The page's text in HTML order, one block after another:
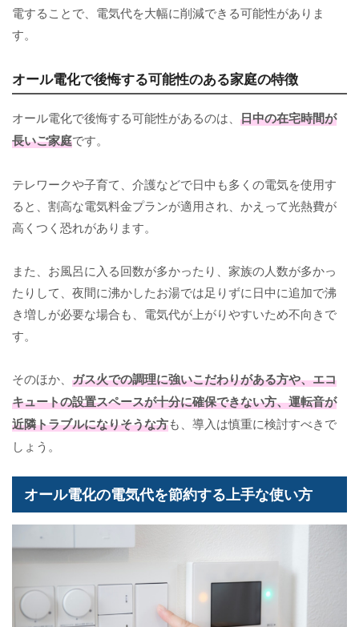
電することで、電気代を大幅に削減できる可能性がありま
す。
オール電化で後悔する可能性のある家庭の特徴
オール電化で後悔する可能性があるのは、 日中の在宅時間が
長いご家庭です。
テレワークや子育て、介護などで日中も多くの電気を使用す
ると、割高な電気料金プランが適用され、かえって光熱費が
高くつく恐れがあります。
また、お風呂に入る回数が多かったり、家族の人数が多かっ
たりして、夜間に沸かしたお湯では足りずに日中に追加で沸
き増しが必要な場合も、電気代が上がりやすいため不向きで
す。
そのほか、 ガス火での調理に強いこだわりがある方や、エコ
キュートの設置スペースが十分に確保できない方、運転音が
近隣トラブルになりそうな方も、導入は慎重に検討すべきで
しょう。
オール電化の電気代を節約する上手な使い方